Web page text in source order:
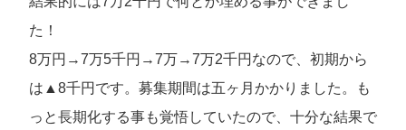
た！
8万円→7万5千円→7万→7万2千円なので、初期から
は▲8千円です。募集期間は五ヶ月かかりました。も
っと長期化する事も覚悟していたので、十分な結果で